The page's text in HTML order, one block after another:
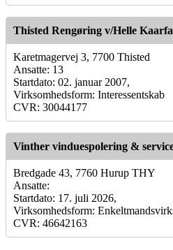
Thisted Rengøring v/Helle
Karetmagervej 3, 7700 Thisted
Ansatte: 13
Startdato: 02. januar 2007,
Virksomhedsform: Interessentskab
CVR: 30044177
Vinther vinduespolering &
Bredgade 43, 7760 Hurup THY
Ansatte:
Startdato: 17. juli 2026,
Virksomhedsform:
CVR: 46642163